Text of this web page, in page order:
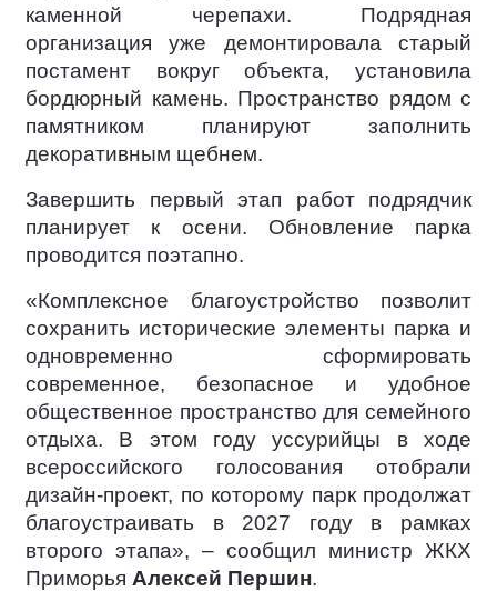
каменной черепахи. Подрядная
организация уже демонтировала старый
постамент вокруг объекта, установила
бордюрный камень. Пространство рядом с
памятником планируют заполнить
декоративным щебнем.
Завершить первый этап работ подрядчик
планирует к осени. Обновление парка
проводится поэтапно.
«Комплексное благоустройство позволит
сохранить исторические элементы парка и
одновременно сформировать
современное, безопасное и удобное
общественное пространство для семейного
отдыха. В этом году уссурийцы в ходе
всероссийского голосования отобрали
дизайн-проект, по которому парк продолжат
благоустраивать в 2027 году в рамках
второго этапа», – сообщил министр ЖКХ
Приморья Алексей Першин.